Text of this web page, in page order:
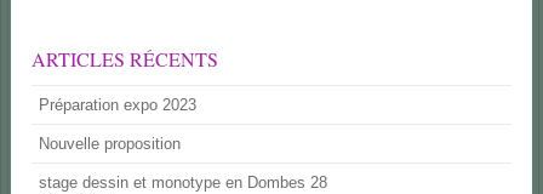
ARTICLES RÉCENTS
Préparation expo 2023
Nouvelle proposition
stage dessin et monotype en Dombes 28